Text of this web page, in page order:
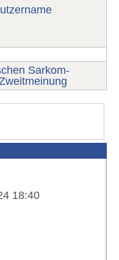
Sarkom-
18:40